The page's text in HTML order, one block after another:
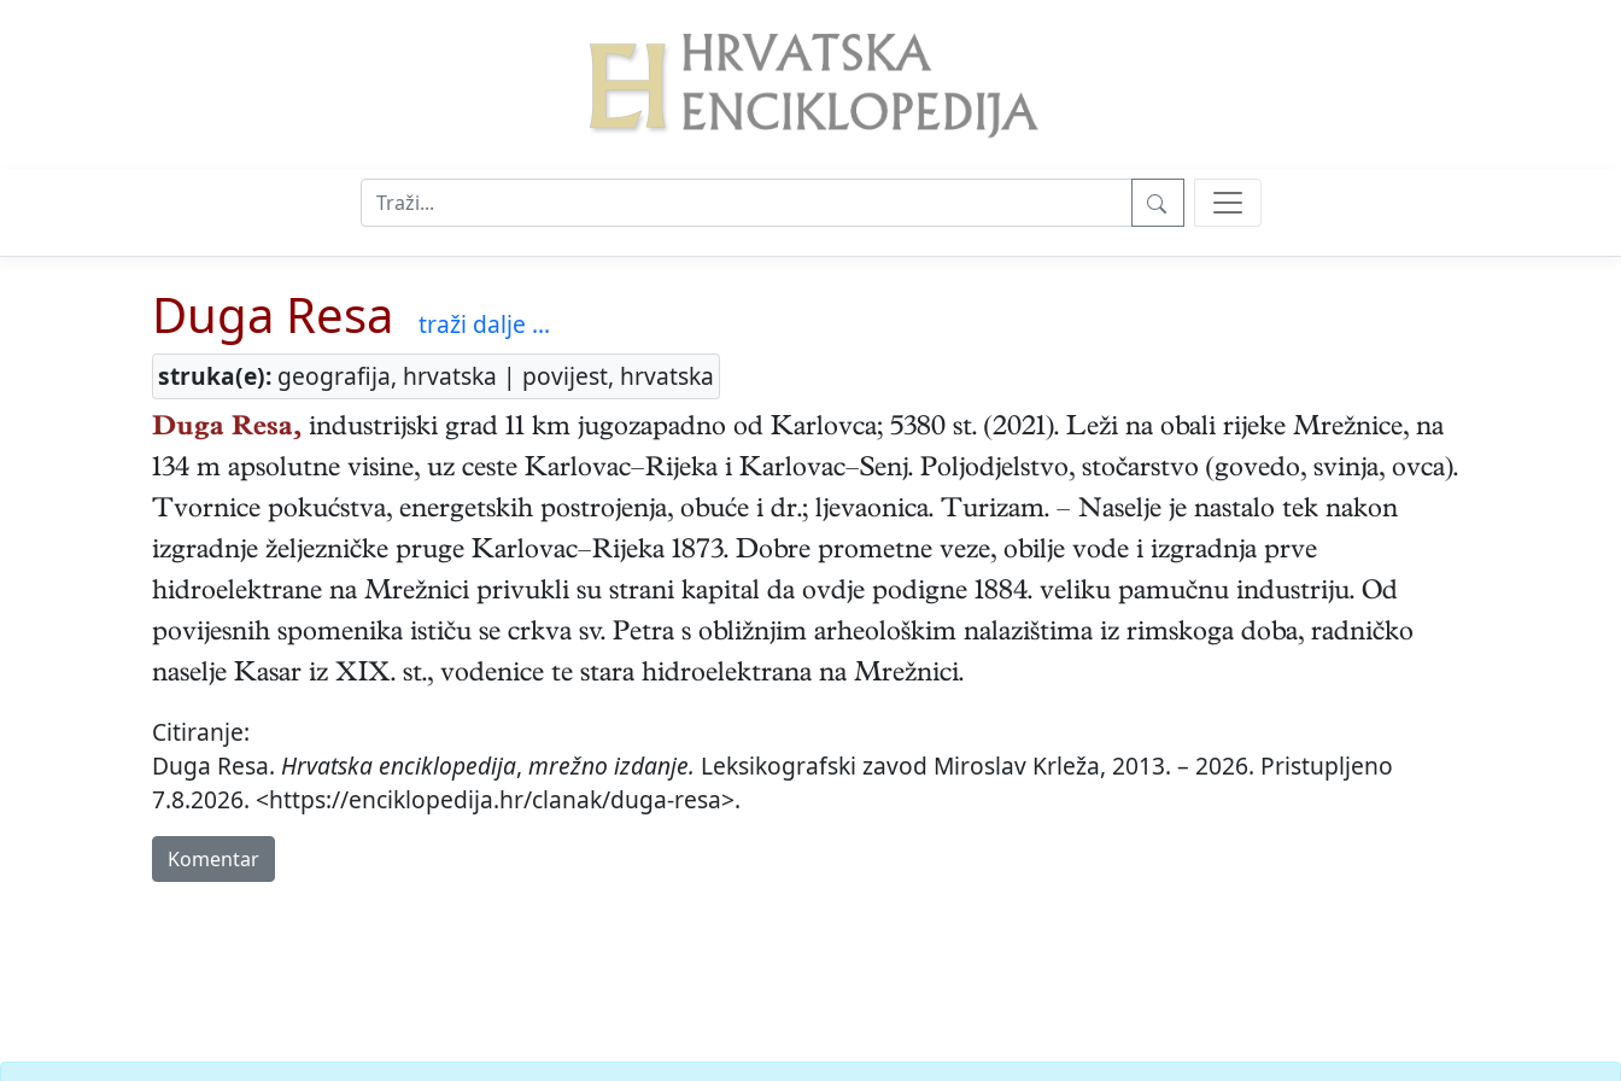
Duga Resa
traži dalje ...
struka(e): geografija, hrvatska | povijest, hrvatska
Duga Resa, industrijski grad 11 km jugozapadno od Karlovca; 5380 st. (2021). Leži na obali rijeke Mrežnice, na
134 m apsolutne visine, uz ceste Karlovac–Rijeka i Karlovac–Senj. Poljodjelstvo, stočarstvo (govedo, svinja, ovca).
Tvornice pokućstva, energetskih postrojenja, obuće i dr.; ljevaonica. Turizam. – Naselje je nastalo tek nakon
izgradnje željezničke pruge Karlovac–Rijeka 1873. Dobre prometne veze, obilje vode i izgradnja prve
hidroelektrane na Mrežnici privukli su strani kapital da ovdje podigne 1884. veliku pamučnu industriju. Od
povijesnih spomenika ističu se crkva sv. Petra s obližnjim arheološkim nalazištima iz rimskoga doba, radničko
naselje Kasar iz XIX. st., vodenice te stara hidroelektrana na Mrežnici.
Citiranje:
Duga Resa. Hrvatska enciklopedija, mrežno izdanje. Leksikografski zavod Miroslav Krleža, 2013. – 2026. Pristupljeno
7.8.2026. <https://enciklopedija.hr/clanak/duga-resa>.
Komentar